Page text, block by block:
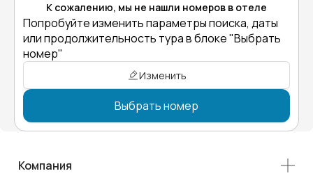
К сожалению, мы не нашли номеров в отеле
Попробуйте изменить параметры поиска, даты
или продолжительность тура в блоке "Выбрать
номер"
Изменить
Выбрать номер
Компания